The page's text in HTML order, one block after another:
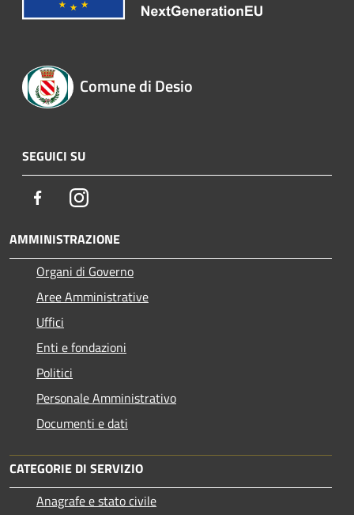
Comune di Desio
SEGUICI SU
FacebookInstagram
AMMINISTRAZIONE
Organi di Governo
Aree Amministrative
Uffici
Enti e fondazioni
Politici
Personale Amministrativo
Documenti e dati
CATEGORIE DI SERVIZIO
Anagrafe e stato civile